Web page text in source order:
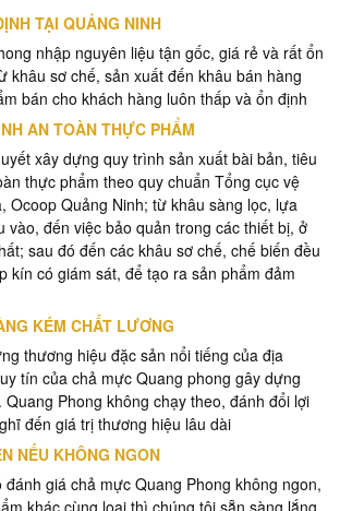
TẠI QUẢNG NINH
nhập nguyên liệu tận gốc, giá rẻ và rất ổn
khâu sơ chế, sản xuất đến khâu bán hàng
bán cho khách hàng luôn thấp và ổn định
AN TOÀN THỰC PHẨM
xây dựng quy trình sản xuất bài bản, tiêu
thực phẩm theo quy chuẩn Tổng cục vệ
Ocoop Quảng Ninh; từ khâu sàng lọc, lựa
vào, đến việc bảo quản trong các thiết bị, ở
sau đó đến các khâu sơ chế, chế biến đều
kín có giám sát, để tạo ra sản phẩm đảm
KÉM CHẤT LƯƠNG
thương hiệu đặc sản nổi tiếng của địa
tín của chả mực Quang phong gây dựng
Phong không chạy theo, đánh đổi lợi
đến giá trị thương hiệu lâu dài
NẾU KHÔNG NGON
đánh giá chả mực Quang Phong không ngon,
khác cùng loại thì chúng tôi sẵn sàng lắng